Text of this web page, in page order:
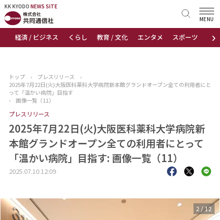
KK KYODO NEWS SITE
›
経済 / ビジネス くらし 教育 / 文化 エンタメ スポーツ 地域
MENU
KK KYODONEWS SITE
トップページ
ニュース
おすすめコンテンツ
出版物
会社概要
トップ › プレスリリース
›
2025年7月22日(火)大阪医科薬科大学病院新本館グランドオープン全ての利用者にと
って「温かい病院」目指す
›
画像一覧（11）
プレスリリース
2025年7月22日(火)大阪医科薬科大学病院新
本館グランドオープン全ての利用者にとって
「温かい病院」目指す: 画像一覧（11）
2025.07.10 12:09
3 /12